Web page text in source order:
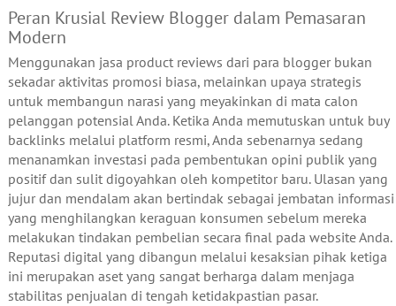
Peran Krusial Review Blogger dalam Pemasaran
Modern
Menggunakan jasa product reviews dari para blogger bukan
sekadar aktivitas promosi biasa, melainkan upaya strategis
untuk membangun narasi yang meyakinkan di mata calon
pelanggan potensial Anda. Ketika Anda memutuskan untuk buy
backlinks melalui platform resmi, Anda sebenarnya sedang
menanamkan investasi pada pembentukan opini publik yang
positif dan sulit digoyahkan oleh kompetitor baru. Ulasan yang
jujur dan mendalam akan bertindak sebagai jembatan informasi
yang menghilangkan keraguan konsumen sebelum mereka
melakukan tindakan pembelian secara final pada website Anda.
Reputasi digital yang dibangun melalui kesaksian pihak ketiga
ini merupakan aset yang sangat berharga dalam menjaga
stabilitas penjualan di tengah ketidakpastian pasar.